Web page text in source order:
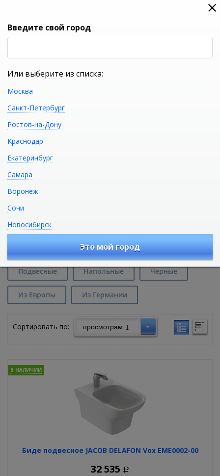
0
Биде Jacob Delafon Vox в
Екатеринбурге
Подвесные Напольные Черные
Из Европы Из Германии
Сортировать по:
Биде подвесное JACOB DELAFON Vox EME0002-00
В НАЛИЧИИ
32 535 Р
Введите свой город
Или выберите из списка:
Москва
Санкт-Петербург
Ростов-на-Дону
Краснодар
Екатеринбург
Самара
Воронеж
Сочи
Новосибирск
Это мой город